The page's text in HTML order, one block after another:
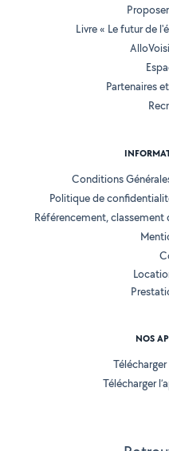
Livre « Le futur de
Partenaires
Conditions
Politique de
Référencement,
NOS
Télécharger